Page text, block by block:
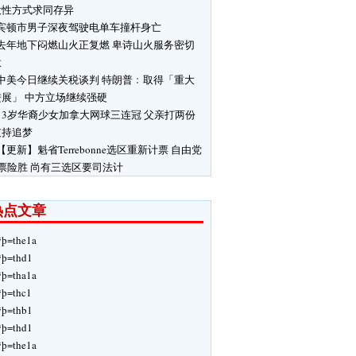
方式求同存异
顿市男子深夜驾驶电单车撞杆身亡
年地下闷燃山火正复燃 卑诗山火服务密切
美今日继续关税谈判 特朗普﹕取得「重大
」 中方立场继续强硬
岁华裔少女加拿大网球三连冠 父亲打两份
追梦
更新】魁省Terrebonne选区重新计票 自由党
险胜 尚有三选区要司法计
文章